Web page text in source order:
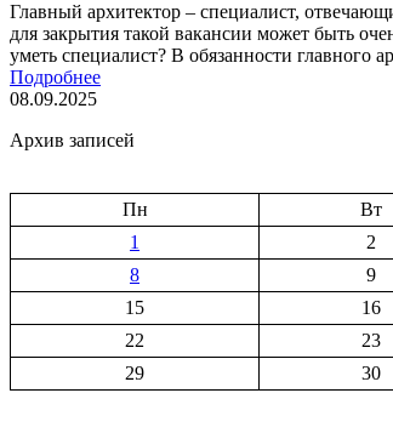
Главный архитектор – специалист,
для закрытия такой вакансии может быть
уметь специалист? В обязанности
Подробнее
08.09.2025
Архив записей
Пн
Вт
1
2
8
9
15
16
22
23
29
30